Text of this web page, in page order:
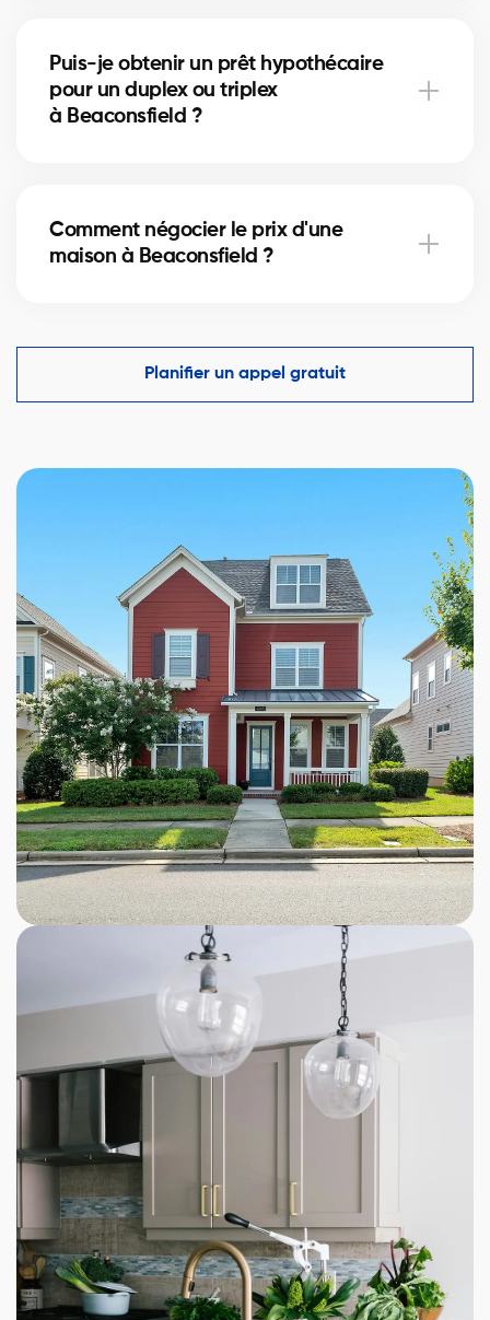
gestion de la copropriété. Nos courtiers vous guident
pour éviter les mauvaises surprises.
Puis-je obtenir un prêt hypothécaire
pour un duplex ou triplex
à Beaconsfield ?
locatifs. Ils vous aident à financer votre projet
immobilier et optimiser votre mise de fonds.
Comment négocier le prix d'une
maison à Beaconsfield ?
comparables du marché à Beaconsfield et vous aide
à faire une offre compétitive tout en protégeant vos
intérêts.
Planifier un appel gratuit